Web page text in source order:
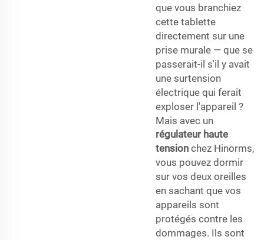
que vous branchiez
cette tablette
directement sur une
prise murale — que se
passerait-il s'il y avait
une surtension
électrique qui ferait
exploser l'appareil ?
Mais avec un
régulateur haute
tension chez Hinorms,
vous pouvez dormir
sur vos deux oreilles
en sachant que vos
appareils sont
protégés contre les
dommages. Ils sont